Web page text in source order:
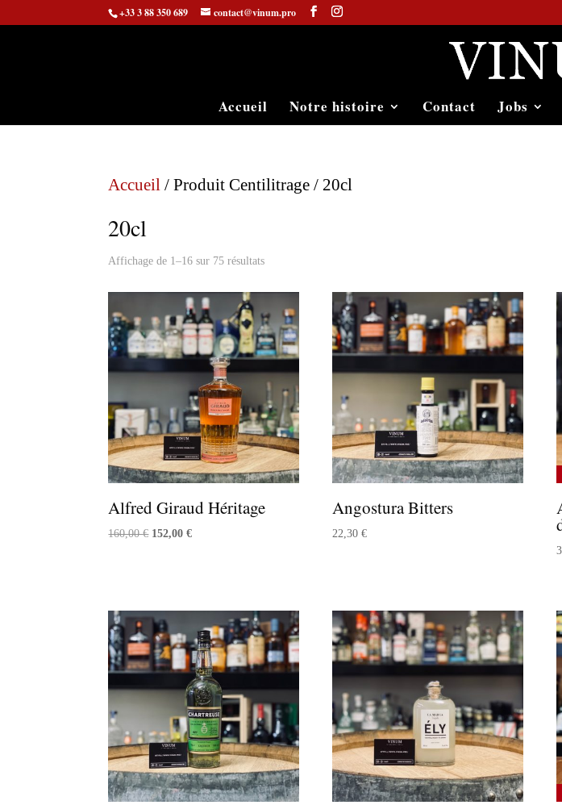
+33 3 88 350 689 contact@vinum.pro
Accueil Notre histoire Contact Jobs
Accueil / Produit Centilitrage / 20cl
20cl
Affichage de 1–16 sur 75 résultats
Alfred Giraud Héritage
160,00€ Le
152,00€Le
Angostura Bitters
22,30€